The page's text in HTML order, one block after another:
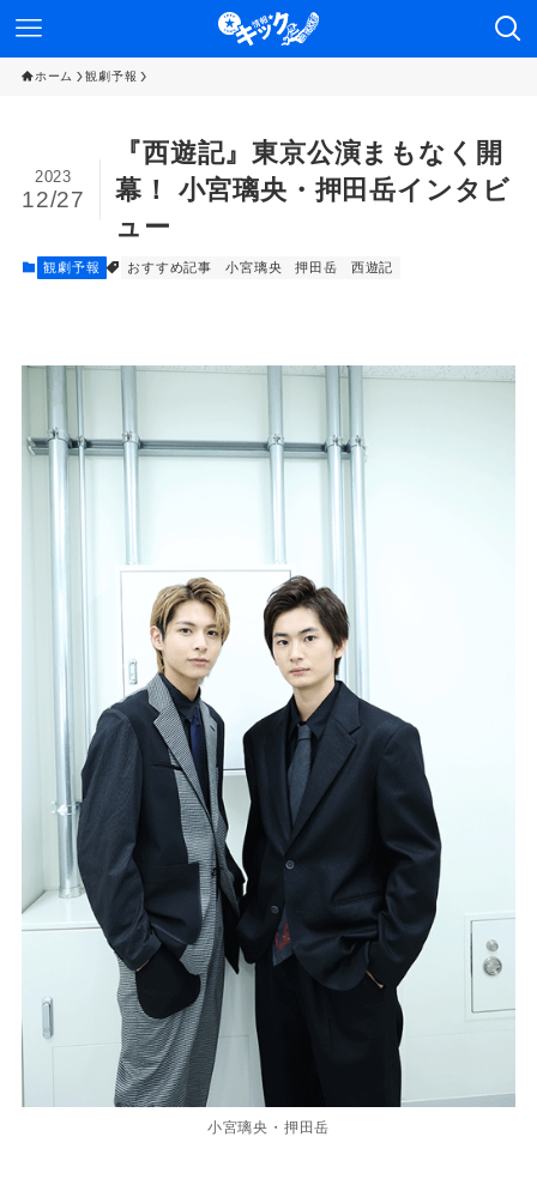
ホーム 観劇予報
『西遊記』東京公演まもなく開
幕！ 小宮璃央・押田岳インタビ
ュー
2023
12/27
観劇予報 おすすめ記事 小宮璃央 押田岳 西遊記
小宮璃央・押田岳